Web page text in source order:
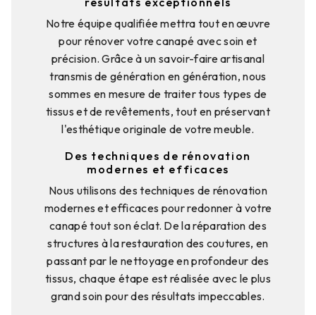
Notre équipe qualifiée mettra tout en œuvre
pour rénover votre canapé avec soin et
précision. Grâce à un savoir-faire artisanal
transmis de génération en génération, nous
sommes en mesure de traiter tous types de
tissus et de revêtements, tout en préservant
l'esthétique originale de votre meuble.
Des techniques de rénovation
modernes et efficaces
Nous utilisons des techniques de rénovation
modernes et efficaces pour redonner à votre
canapé tout son éclat. De la réparation des
structures à la restauration des coutures, en
passant par le nettoyage en profondeur des
tissus, chaque étape est réalisée avec le plus
grand soin pour des résultats impeccables.